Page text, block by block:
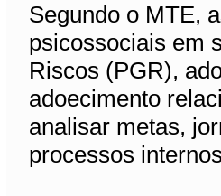
Segundo o MTE,
psicossociais em
Riscos (PGR),
adoecimento
analisar metas,
processos